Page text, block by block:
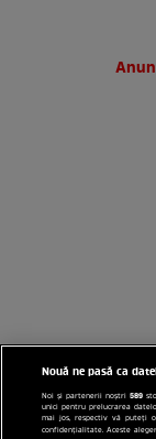
Nouă ne pasă ca
Noi și partenerii noștri589
unici pentru prelucrarea
mai jos, respectiv vă puteți
confidențialitate. Aceste